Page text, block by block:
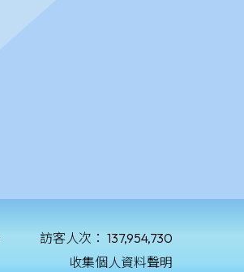
訪客人次： 137,954,730
收集個人資料聲明